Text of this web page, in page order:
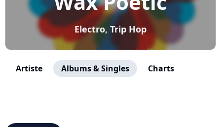
Electro, Trip Hop
Artiste Albums & Singles Charts